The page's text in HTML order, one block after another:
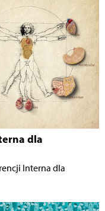
dla
Interna dla